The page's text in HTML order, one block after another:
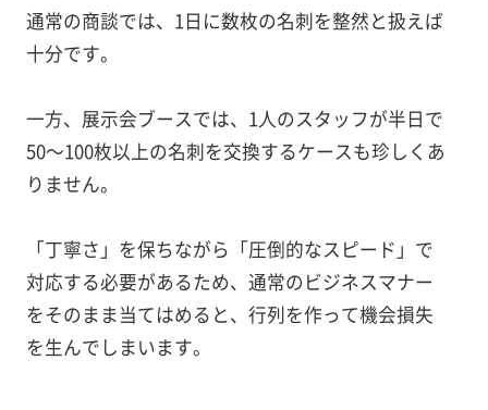
通常の商談では、1日に数枚の名刺を整然と扱えば
十分です。
一方、展示会ブースでは、1人のスタッフが半日で
50〜100枚以上の名刺を交換するケースも珍しくあ
りません。
「丁寧さ」を保ちながら「圧倒的なスピード」で
対応する必要があるため、通常のビジネスマナー
をそのまま当てはめると、行列を作って機会損失
を生んでしまいます。